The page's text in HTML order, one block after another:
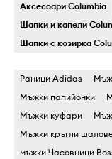
Аксесоари Columbia
Шапки и капели
Шапки с козирка
Раници Adidas
Мъжки папийонки
Мъжки куфари
Мъжки кръгли
мъжки Часовници